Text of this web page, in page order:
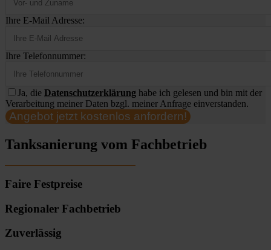
Ihre E-Mail Adresse:
Ihre Telefonnummer:
Ja, die Datenschutzerklärung habe ich gelesen und bin mit der
Verarbeitung meiner Daten bzgl. meiner Anfrage einverstanden.
Angebot jetzt kostenlos anfordern!
Tanksanierung vom Fachbetrieb
Faire Festpreise
Regionaler Fachbetrieb
Zuverlässig